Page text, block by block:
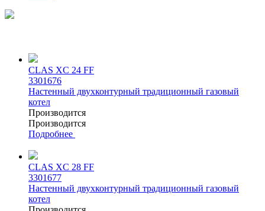
CLAS XC 24 FF
3301676
Настенный двухконтурный традиционный газовый
котел
Производится
Производится
Подробнее
CLAS XC 28 FF
3301677
Настенный двухконтурный традиционный газовый
котел